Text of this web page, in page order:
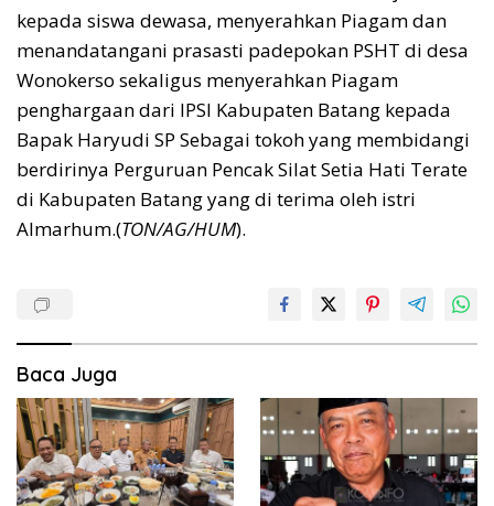
kepada siswa dewasa, menyerahkan Piagam dan
menandatangani prasasti padepokan PSHT di desa
Wonokerso sekaligus menyerahkan Piagam
penghargaan dari IPSI Kabupaten Batang kepada
Bapak Haryudi SP Sebagai tokoh yang membidangi
berdirinya Perguruan Pencak Silat Setia Hati Terate
di Kabupaten Batang yang di terima oleh istri
Almarhum.(TON/AG/HUM).
Baca Juga